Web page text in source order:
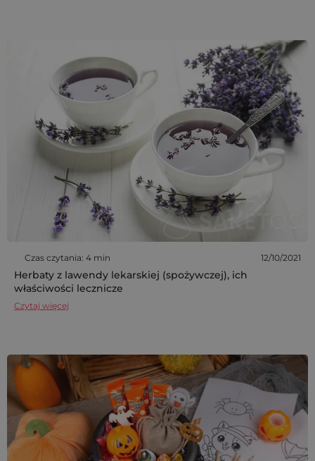
Czas czytania: 4 min 12/10/2021
Herbaty z lawendy lekarskiej (spożywczej), ich
właściwości lecznicze
Czytaj więcej